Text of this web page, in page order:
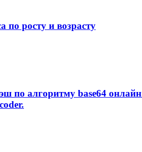
по росту и возрасту
по алгоритму base64